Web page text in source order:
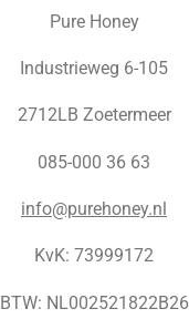
Pure Honey
Industrieweg 6-105
2712LB Zoetermeer
085-000 36 63
info@purehoney.nl
KvK: 73999172
BTW: NL002521822B26